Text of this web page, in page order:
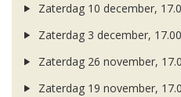
Zaterdag 10 december,
Zaterdag 3 december,
Zaterdag 26 november,
Zaterdag 19 november,